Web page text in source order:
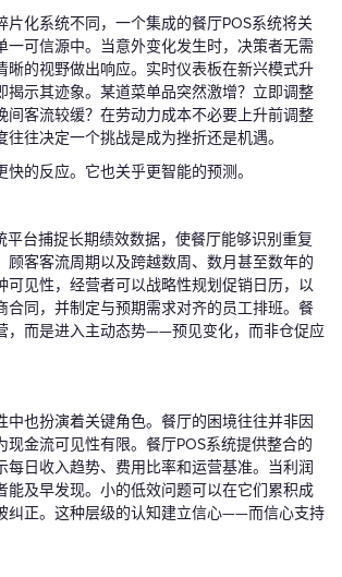
片化系统不同，一个集成的餐厅POS系统将关
一可信源中。当意外变化发生时，决策者无需
晰的视野做出响应。实时仪表板在新兴模式升
揭示其迹象。某道菜单品突然激增？立即调整
间客流较缓？在劳动力成本不必要上升前调整
往往决定一个挑战是成为挫折还是机遇。
的反应。它也关乎更智能的预测。
平台捕捉长期绩效数据，使餐厅能够识别重复
顾客客流周期以及跨越数周、数月甚至数年的
可见性，经营者可以战略性规划促销日历，以
合同，并制定与预期需求对齐的员工排班。餐
，而是进入主动态势——预见变化，而非仓促应
中也扮演着关键角色。餐厅的困境往往并非因
现金流可见性有限。餐厅POS系统提供整合的
每日收入趋势、费用比率和运营基准。当利润
能及早发现。小的低效问题可以在它们累积成
纠正。这种层级的认知建立信心——而信心支持